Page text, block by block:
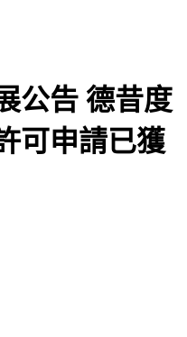
公告 德昔度
可申請已獲